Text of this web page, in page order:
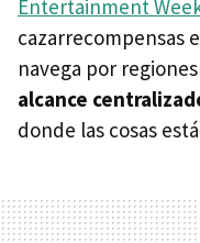
Entertainment
cazarrecompensas
navega por
alcance
donde las cosas